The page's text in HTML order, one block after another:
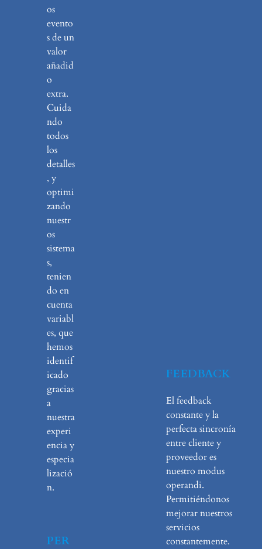
os
evento
s de un
valor
añadid
o
extra.
Cuida
ndo
todos
los
detalles
, y
optimi
zando
nuestr
os
sistema
s,
tenien
do en
cuenta
variabl
es, que
hemos
identif
icado
gracias
a
nuestra
experi
encia y
especia
lizació
n.
PER
FEEDBACK
El feedback
constante y la
perfecta sincronía
entre cliente y
proveedor es
nuestro modus
operandi.
Permitiéndonos
mejorar nuestros
servicios
constantemente.